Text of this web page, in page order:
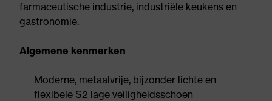
farmaceutische industrie, industriële keukens en
gastronomie.
Algemene kenmerken
Moderne, metaalvrije, bijzonder lichte en
flexibele S2 lage veiligheidsschoen